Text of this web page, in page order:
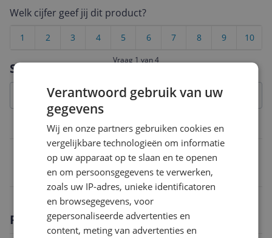
Specificaties
Belangrijkste kenmerken
6952060057989
Productomschrijving
Welk cijfer geef jij dit product?
10
9
8
7
6
5
4
3
2
1
Vraag 1 van 4
Verantwoord gebruik van uw
gegevens
Wij en onze partners gebruiken cookies en
vergelijkbare technologieën om informatie
op uw apparaat op te slaan en te openen
en om persoonsgegevens te verwerken,
zoals uw IP-adres, unieke identificatoren
en browsegegevens, voor
gepersonaliseerde advertenties en
content, meting van advertenties en